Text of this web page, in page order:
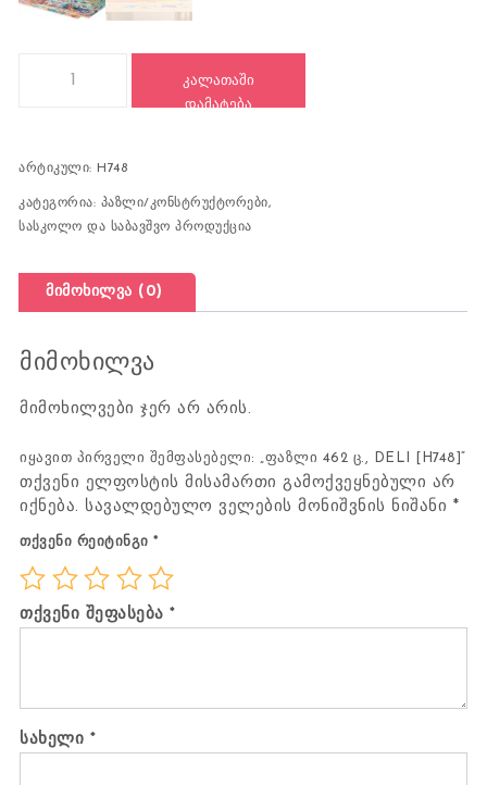
ᲙᲐᲚᲐᲗᲐᲨᲘ
ᲓᲐᲛᲐᲢᲔᲑᲐ
არტიკული: H748
კატეგორია: პაზლი/კონსტრუქტორები,
სასკოლო და საბავშვო პროდუქცია
მიმოხილვა (0)
მიმოხილვა
მიმოხილვები ჯერ არ არის.
იყავით პირველი შემფასებელი: „ფაზლი 462 ც., DELI [H748]“
თქვენი ელფოსტის მისამართი გამოქვეყნებული არ
იქნება. სავალდებულო ველების მონიშვნის ნიშანი *
თქვენი რეიტინგი*
თქვენი შეფასება*
სახელი *